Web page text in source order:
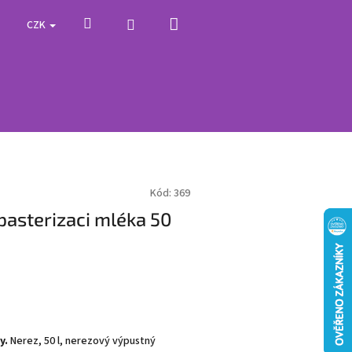
CZK Hledat Přihlášení
Kód: 369
mléka 50
Nerez, 50 l, nerezový výpustný